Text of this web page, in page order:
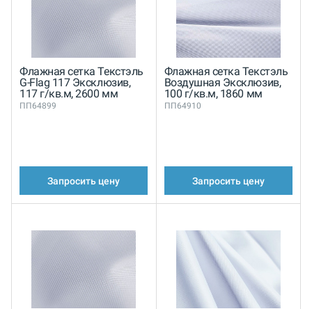
Флажная сетка Текстэль
G-Flag 117 Эксклюзив,
117 г/кв.м, 2600 мм
ПП64899
Запросить цену
Флажная сетка Текстэль
Воздушная Эксклюзив,
100 г/кв.м, 1860 мм
ПП64910
Запросить цену